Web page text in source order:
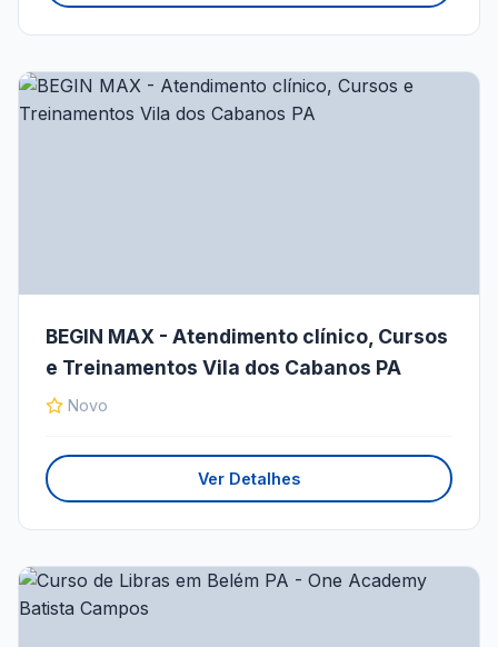
BEGIN MAX - Atendimento clínico, Cursos
e Treinamentos Vila dos Cabanos PA
Novo
Ver Detalhes